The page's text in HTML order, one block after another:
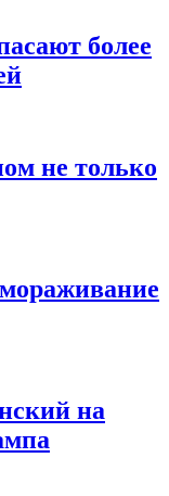
более
не только
на